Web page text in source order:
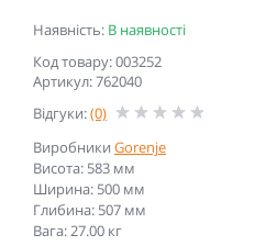
Наявність: В наявності
Код товару: 003252
Артикул: 762040
Відгуки:(0)
Виробники Gorenje
Висота: 583 мм
Ширина: 500 мм
Глибина: 507 мм
Вага: 27.00 кг